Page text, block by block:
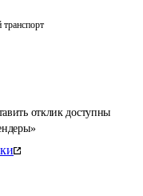
отклик доступны
транспорт